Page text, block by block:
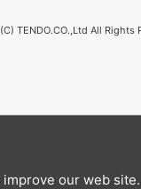
TENDO.CO.,Ltd All Rights
our web